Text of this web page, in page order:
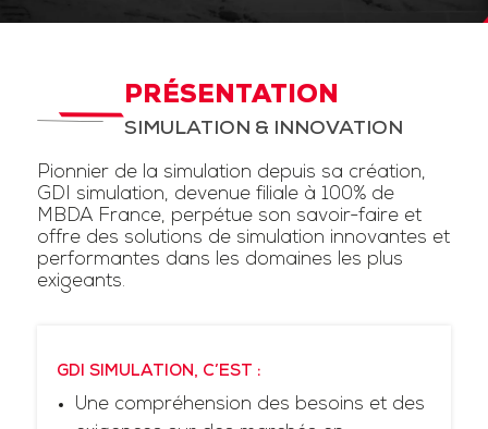
PRÉSENTATION
SIMULATION & INNOVATION
Pionnier de la simulation depuis sa création,
GDI simulation, devenue filiale à 100% de
MBDA France, perpétue son savoir-faire et
offre des solutions de simulation innovantes et
performantes dans les domaines les plus
exigeants.
GDI SIMULATION, C’EST :
Une compréhension des besoins et des